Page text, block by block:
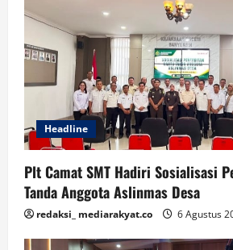
Headline
Plt Camat SMT Hadiri Sosialisasi
Tanda Anggota Aslinmas Desa
redaksi_ mediarakyat.co 6 Agustus